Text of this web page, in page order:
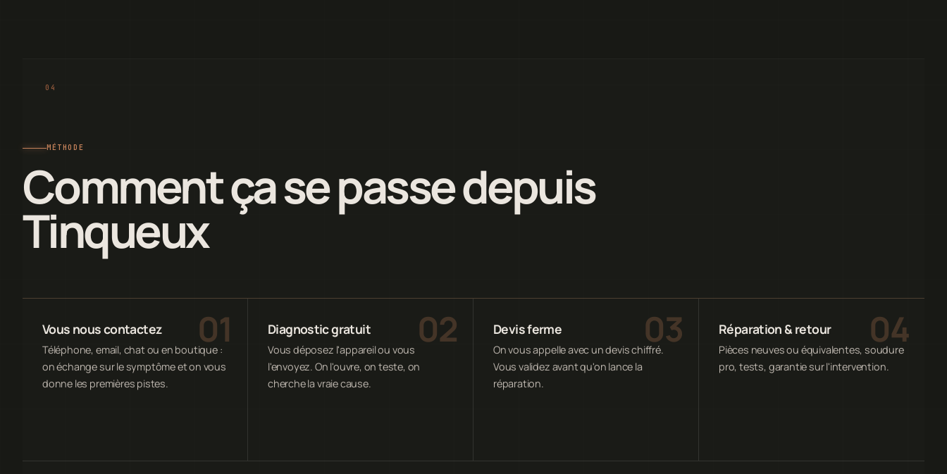
MÉTHODE
Comment ça se passe depuis
Tinqueux
Vous nous contactez
Téléphone, email, chat ou en boutique :
on échange sur le symptôme et on vous
donne les premières pistes.
Diagnostic gratuit
Vous déposez l'appareil ou vous
l'envoyez. On l'ouvre, on teste, on
cherche la vraie cause.
Devis ferme
On vous appelle avec un devis chiffré.
Vous validez avant qu'on lance la
réparation.
Réparation & retour
Pièces neuves ou équivalentes, soudure
pro, tests, garantie sur l'intervention.